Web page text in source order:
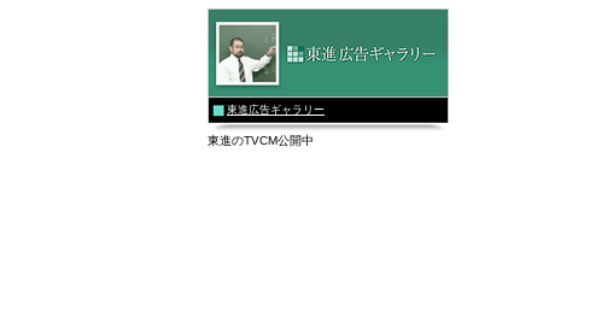
東進広告ギャラリー
東進のTVCM公開中